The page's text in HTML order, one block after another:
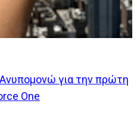
για την πρώτη
One